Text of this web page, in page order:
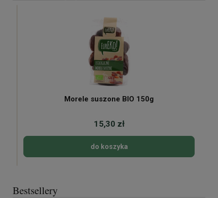
Morele suszone BIO 150g
15,30 zł
do koszyka
Bestsellery